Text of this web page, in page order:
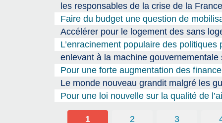
les responsables de la crise de la
Faire du budget une question de
Accélérer pour le logement des sans
L’enracinement populaire des
enlevant à la machine
Pour une forte augmentation des
Le monde nouveau grandit malgré les
Pour une loi nouvelle sur la qualité de
1 2 3